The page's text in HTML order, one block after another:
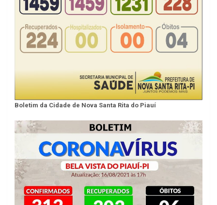
Boletim da Cidade de Nova Santa Rita do Piauí